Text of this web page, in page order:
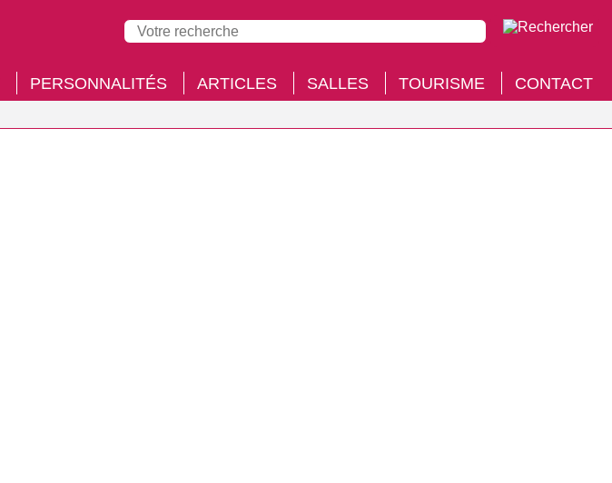
PERSONNALITÉS ARTICLES SALLES TOURISME CONTACT